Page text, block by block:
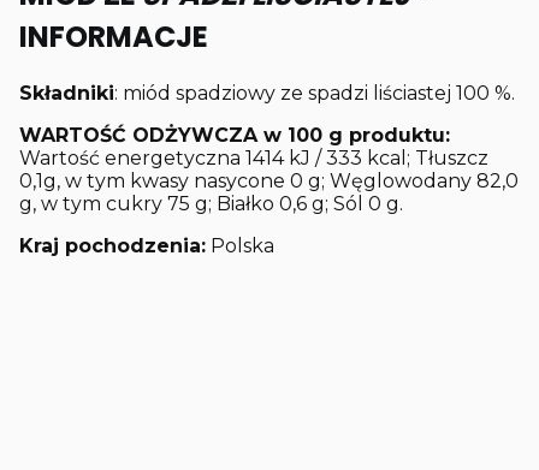
INFORMACJE
Składniki: miód spadziowy ze spadzi liściastej 100 %.
WARTOŚĆ ODŻYWCZA w 100 g produktu:
Wartość energetyczna 1414 kJ / 333 kcal; Tłuszcz
0,1g, w tym kwasy nasycone 0 g; Węglowodany 82,0
g, w tym cukry 75 g; Białko 0,6 g; Sól 0 g.
Kraj pochodzenia: Polska